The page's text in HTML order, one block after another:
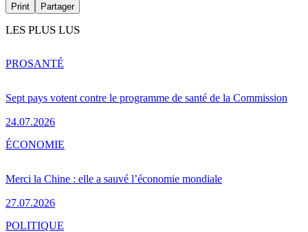
Print Partager
LES PLUS LUS
Sept pays votent contre le programme de santé de la Commission
24.07.2026
PROSANTÉ
Merci la Chine : elle a sauvé l’économie mondiale
27.07.2026
ÉCONOMIE
POLITIQUE